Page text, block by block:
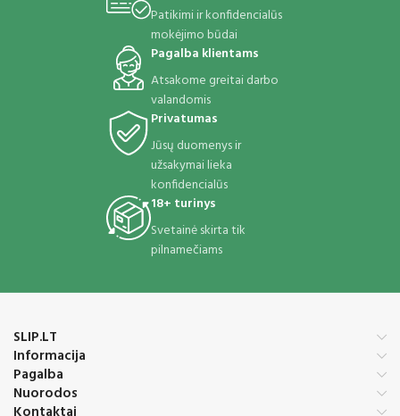
Patikimi ir konfidencialūs
mokėjimo būdai
Pagalba klientams
Atsakome greitai darbo
valandomis
Privatumas
Jūsų duomenys ir
užsakymai lieka
konfidencialūs
18+ turinys
Svetainė skirta tik
pilnamečiams
SLIP.LT
Informacija
Pagalba
Nuorodos